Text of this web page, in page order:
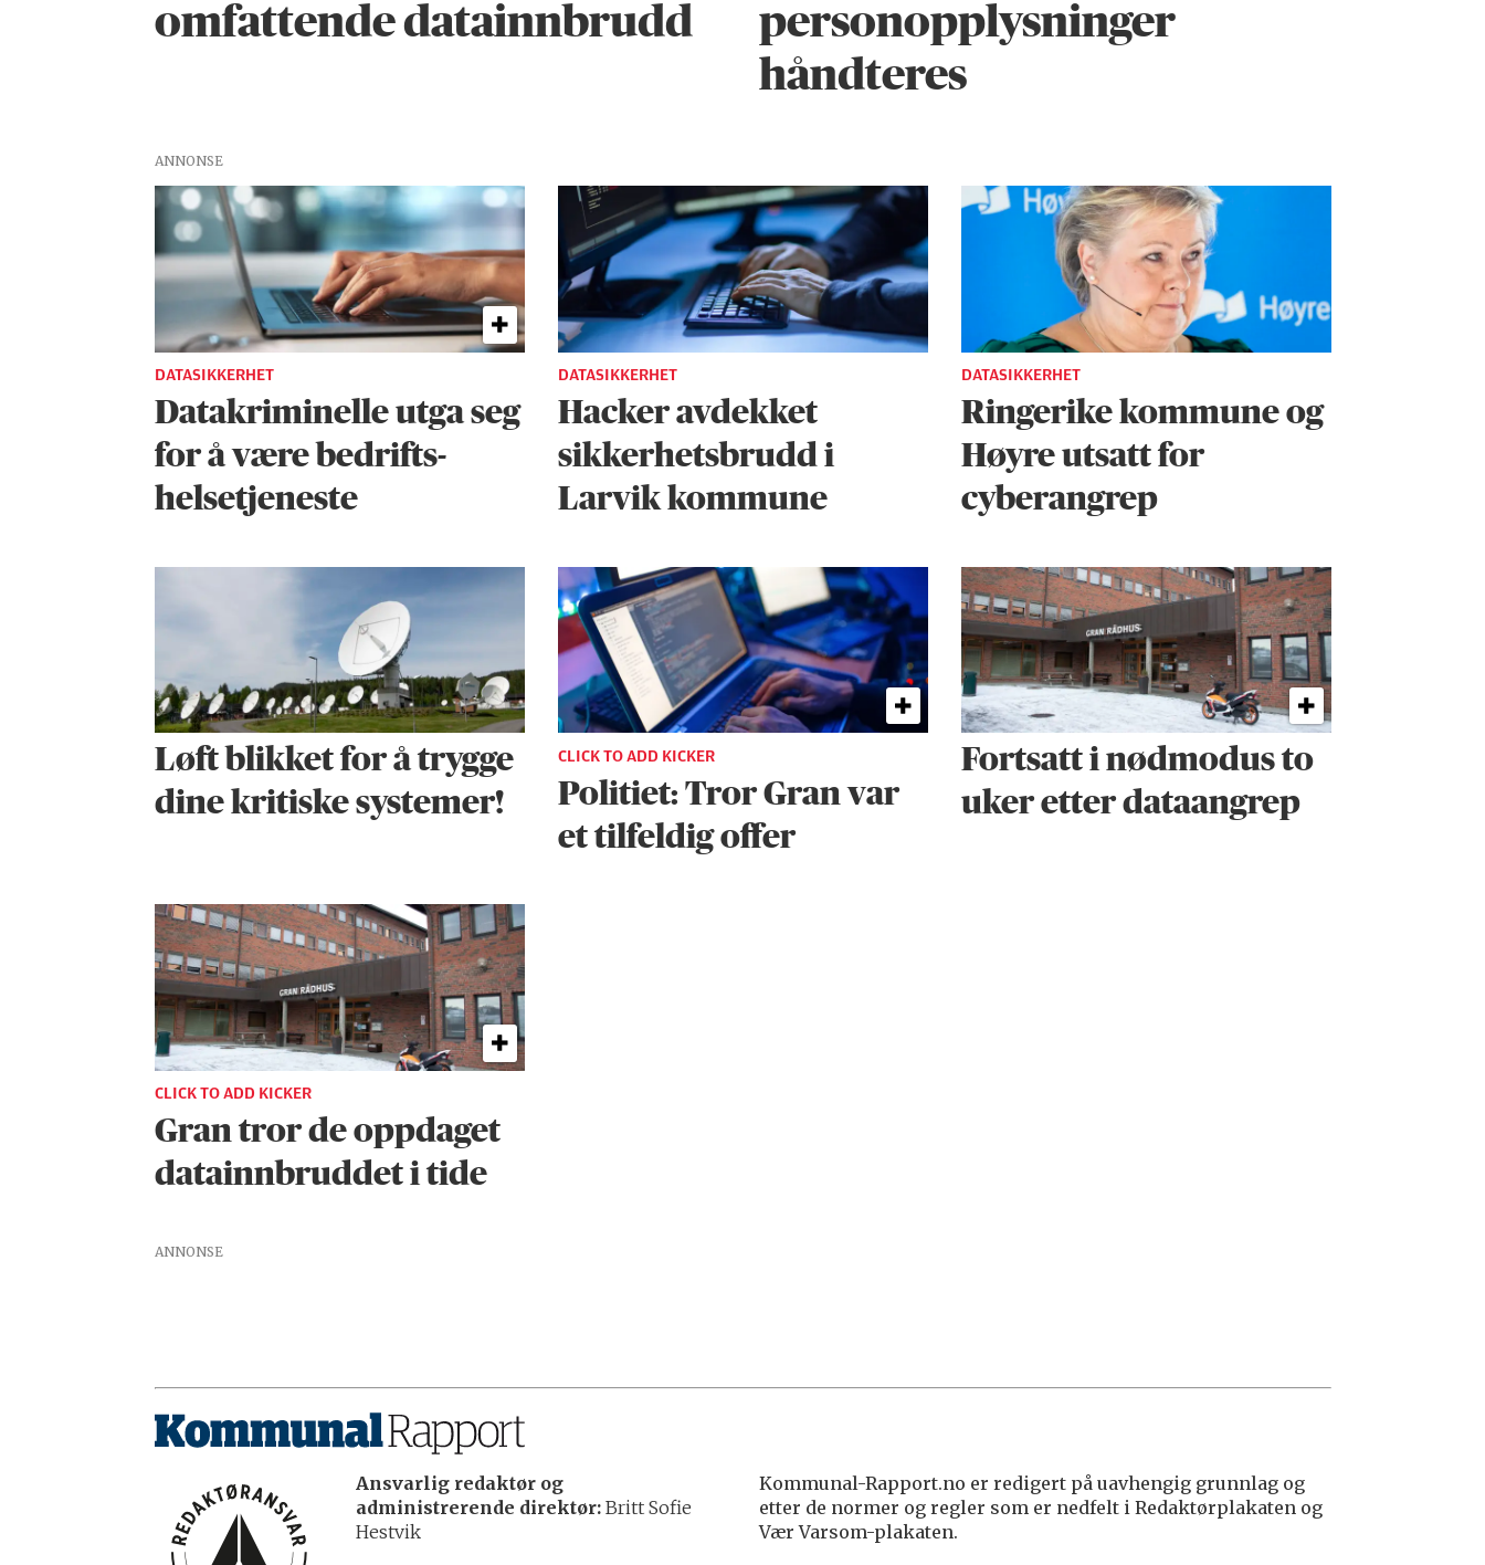
omfattende datainnbrudd
person­opplysninger
håndteres
ANNONSE
DATASIKKERHET
Datakriminelle utga seg
for å være bedrifts­­­
helse­tjeneste
DATASIKKERHET
Hacker avdekket
sikkerhets­brudd i
Larvik kommune
DATASIKKERHET
Ringerike kommune og
Høyre utsatt for
cyberangrep
Løft blikket for å trygge
dine kritiske systemer!
CLICK TO ADD KICKER
Politiet: Tror Gran var
et tilfeldig offer
Fortsatt i nødmodus to
uker etter dataangrep
CLICK TO ADD KICKER
Gran tror de oppdaget
datainnbruddet i tide
ANNONSE
Ansvarlig redaktør og
administrerende direktør: Britt Sofie
Hestvik
Kommunal-Rapport.no er redigert på uavhengig grunnlag og
etter de normer og regler som er nedfelt i Redaktørplakaten og
Vær Varsom-plakaten.